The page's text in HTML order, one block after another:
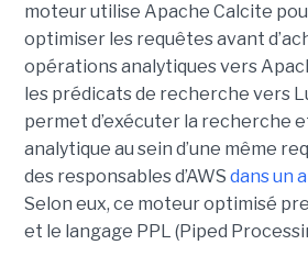
moteur utilise Apache Calcite
optimiser les requêtes avant
opérations analytiques vers
les prédicats de recherche vers
permet d’exécuter la recherche
analytique au sein d’une même
des responsables d’AWS dans un
Selon eux, ce moteur optimisé
et le langage PPL (Piped